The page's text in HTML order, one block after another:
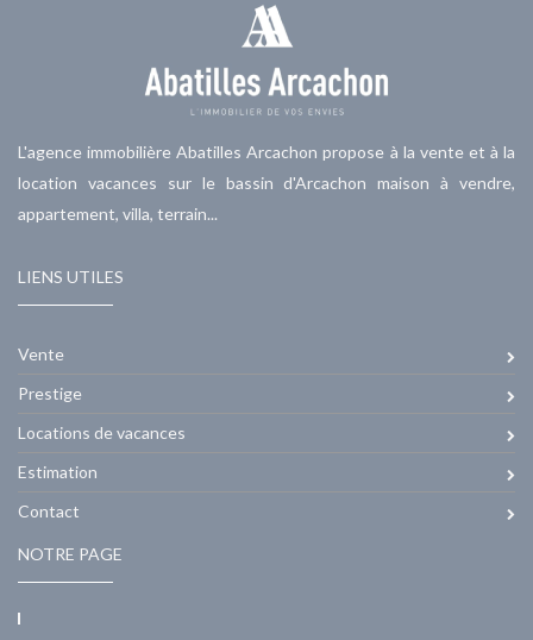
L'agence immobilière Abatilles Arcachon propose à la vente et à la
location vacances sur le bassin d'Arcachon maison à vendre,
appartement, villa, terrain...
LIENS UTILES
Vente
Prestige
Locations de vacances
Estimation
Contact
NOTRE PAGE